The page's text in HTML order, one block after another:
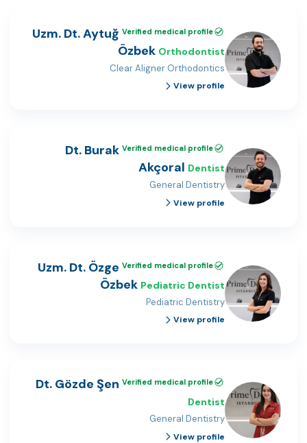
Verified medical profile
Uzm. Dt. Aytuğ
Özbek Orthodontist
Clear Aligner Orthodontics
View profile
Verified medical profile
Dt. Burak
Akçoral Dentist
General Dentistry
View profile
Verified medical profile
Uzm. Dt. Özge
Özbek Pediatric Dentist
Pediatric Dentistry
View profile
Verified medical profile
Dt. Gözde Şen
Dentist
General Dentistry
View profile